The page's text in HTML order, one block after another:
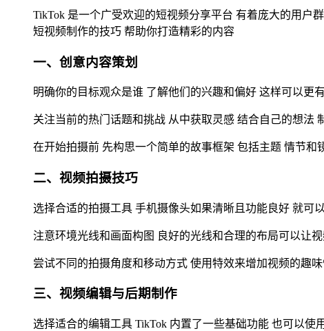
TikTok 是一个广受欢迎的短视频分享平台 有着庞大的用户
短视频制作的技巧 帮助你打造精彩的内容
一、创意内容策划
明确你的目标观众是谁 了解他们的兴趣和偏好 这样可以更
关注当前的热门话题和挑战 从中获取灵感 结合自己的想法
在开始拍摄前 先构思一个简单的故事框架 包括主题 情节和
二、视频拍摄技巧
选择合适的拍摄工具 手机摄像头如果清晰且功能良好 就可
注意环境光线和画面构图 良好的光线和合理的布局可以让
尝试不同的拍摄角度和移动方式 使用特效来增加视频的趣
三、视频编辑与后期制作
选择适合的编辑工具 TikTok 内置了一些基础功能 也可以使